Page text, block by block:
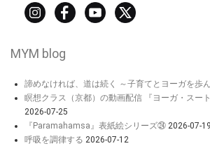
MYM blog
諦めなければ、道は続く ～子育てとヨーガを歩
瞑想クラス（京都）の動画配信 『ヨーガ・スー
2026-07-25
『Paramahamsa』表紙絵シリーズ㉔ 2026-07-19
呼吸を調律する 2026-07-12